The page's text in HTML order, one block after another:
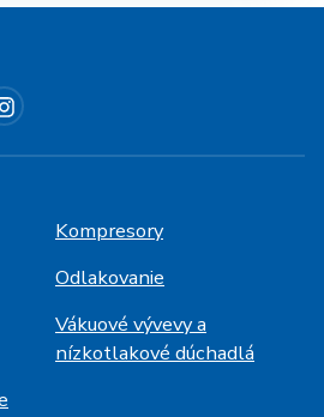
Kompresory
Odlakovanie
Vákuové vývevy a
nízkotlakové dúchadlá